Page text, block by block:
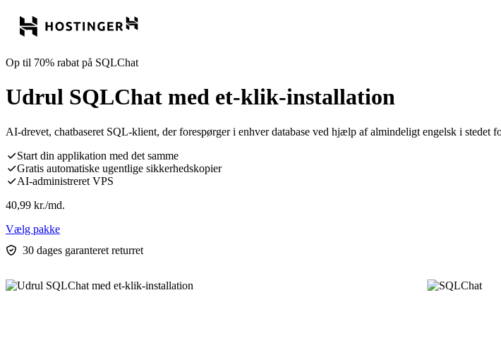
Op til 70% rabat på SQLChat
Udrul SQLChat med et-klik-installation
AI-drevet, chatbaseret SQL-klient, der forespørger i enhver database ved hjælp af almindeligt engelsk i stedet
Start din applikation med det samme
Gratis automatiske ugentlige sikkerhedskopier
AI-administreret VPS
40,99 kr./md.
Vælg pakke
30 dages garanteret returret